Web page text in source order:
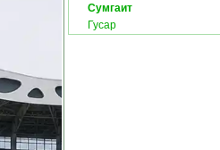
Сумгаит
Гусар